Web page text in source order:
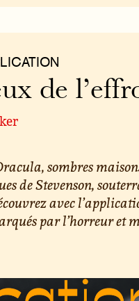
de
sombres
de Stevenson,
avec
par l’horreur et